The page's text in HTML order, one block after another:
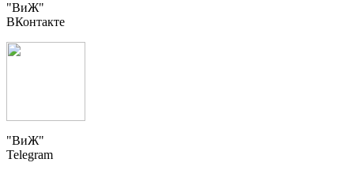
"ВиЖ"
ВКонтакте
"ВиЖ"
Telegram